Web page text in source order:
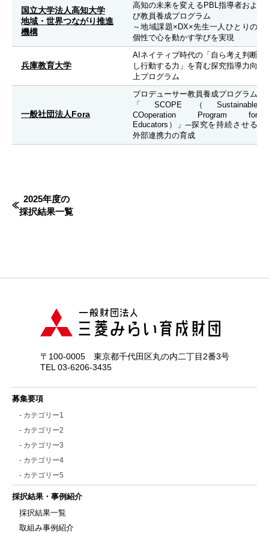
国立大学法人高知大学
地域・世界つながり推進
機構
高知の未来を変えるPBL指導者およ
び教員養成プログラム
～地域課題×DX×先生一人ひとりの
個性で心を動かす学びを実現
兵庫教育大学
AIネイティブ時代の「自ら考え判断
し行動する力」を育む探究指導力向
上プログラム
一般社団法人Fora
プロデューサー教員養成プログラム
「SCOPE（Sustainable
COoperation Program for
Educators）」─探究を持続させる
外部連携力の育成
2025年度の
採択結果一覧
〒100-0005 東京都千代田区丸の内二丁目2番3号
TEL 03-6206-3435
募集要項
- カテゴリー1
- カテゴリー2
- カテゴリー3
- カテゴリー4
- カテゴリー5
採択結果・事例紹介
採択結果一覧
取組み事例紹介